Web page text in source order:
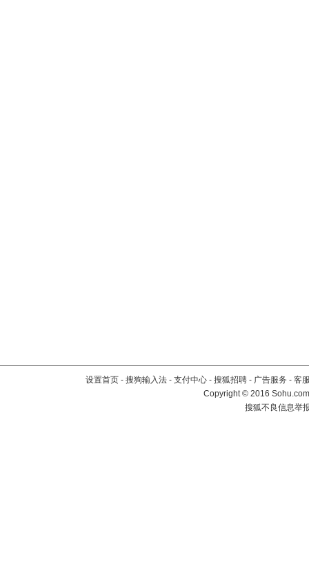
设置首页 - 搜狗输入法 - 支付中心 - 搜狐招聘 - 广告服务 - 客
Copyright©2016
搜狐不良信息举